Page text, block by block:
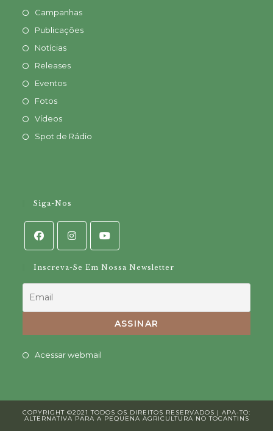
Campanhas
Publicações
Notícias
Releases
Eventos
Fotos
Vídeos
Spot de Rádio
Siga-Nos
Inscreva-Se Em Nossa Newsletter
Acessar webmail
new
tab
COPYRIGHT ©2021 TODOS OS DIREITOS RESERVADOS | APA-TO:
ALTERNATIVA PARA A PEQUENA AGRICULTURA NO TOCANTINS